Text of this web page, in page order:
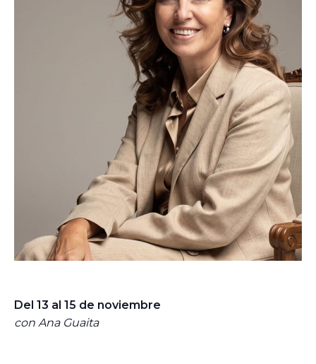
Del 1 3 al 15 de noviembre
con Ana Guaita